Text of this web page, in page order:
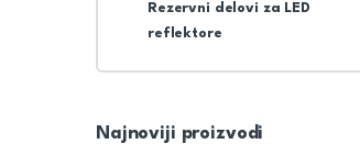
Rezervni delovi za LED
reflektore
Najnoviji proizvodi